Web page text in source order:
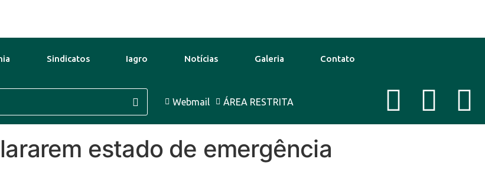
Sindicatos Iagro Notícias Galeria Contato
32°C 12 Ago 30°C
Webmail ÁREA RESTRITA
estado de emergência